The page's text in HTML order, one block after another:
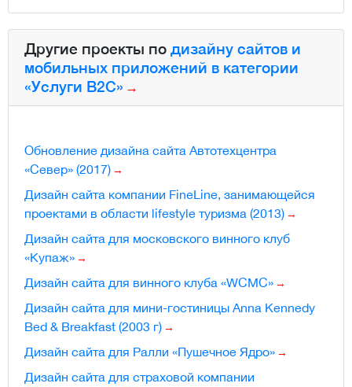
Другие проекты по дизайну сайтов и
мобильных приложений в категории
«Услуги B2C»
Обновление дизайна сайта Автотехцентра
«Север» (2017)
Дизайн сайта компании FineLine, занимающейся
проектами в области lifestyle туризма (2013)
Дизайн сайта для московского винного клуб
«Купаж»
Дизайн сайта для винного клуба «WCMC»
Дизайн сайта для мини-гостиницы Anna Kennedy
Bed & Breakfast (2003 г)
Дизайн сайта для Ралли «Пушечное Ядро»
Дизайн сайта для страховой компании